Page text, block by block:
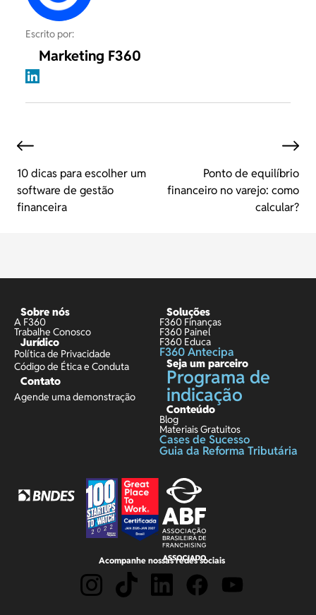
Escrito por:
Marketing F360
10 dicas para escolher um
software de gestão
financeira
Ponto de equilíbrio
financeiro no varejo: como
calcular?
Sobre nós
A F360
Trabalhe Conosco
Jurídico
Política de Privacidade
Código de Ética e Conduta
Contato
Agende uma demonstração
Soluções
F360 Finanças
F360 Painel
F360 Educa
F360 Antecipa
Seja um parceiro
Programa de
indicação
Conteúdo
Blog
Materiais Gratuitos
Cases de Sucesso
Guia da Reforma Tributária
Acompanhe nossas redes sociais